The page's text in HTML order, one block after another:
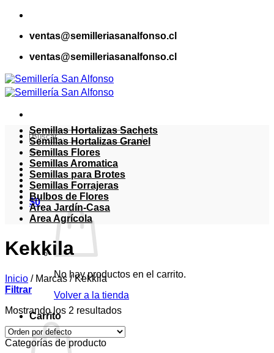
Saltar
contenidoventas@semilleriasanalfonso.cl
ventas@semilleriasanalfonso.cl
Buscar
por:
$0
No hay productos en el carrito.
Volver a la tienda
Carrito
Semillas Hortalizas Sachets
Semillas Hortalizas Granel
Semillas Flores
Semillas Aromatica
Semillas para Brotes
Semillas Forrajeras
Bulbos de Flores
Area Jardín-Casa
Area Agrícola
Kekkila
Inicio /Marcas /Kekkila
Filtrar
Mostrando los 2 resultados
Categorías de producto